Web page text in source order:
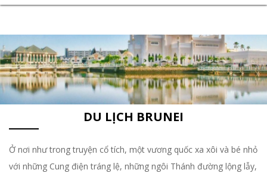
DU LỊCH BRUNEI
Ở nơi như trong truyện cổ tích, một vương quốc xa xôi và bé nhỏ
với những Cung điện tráng lệ, những ngôi Thánh đường lộng lẫy,